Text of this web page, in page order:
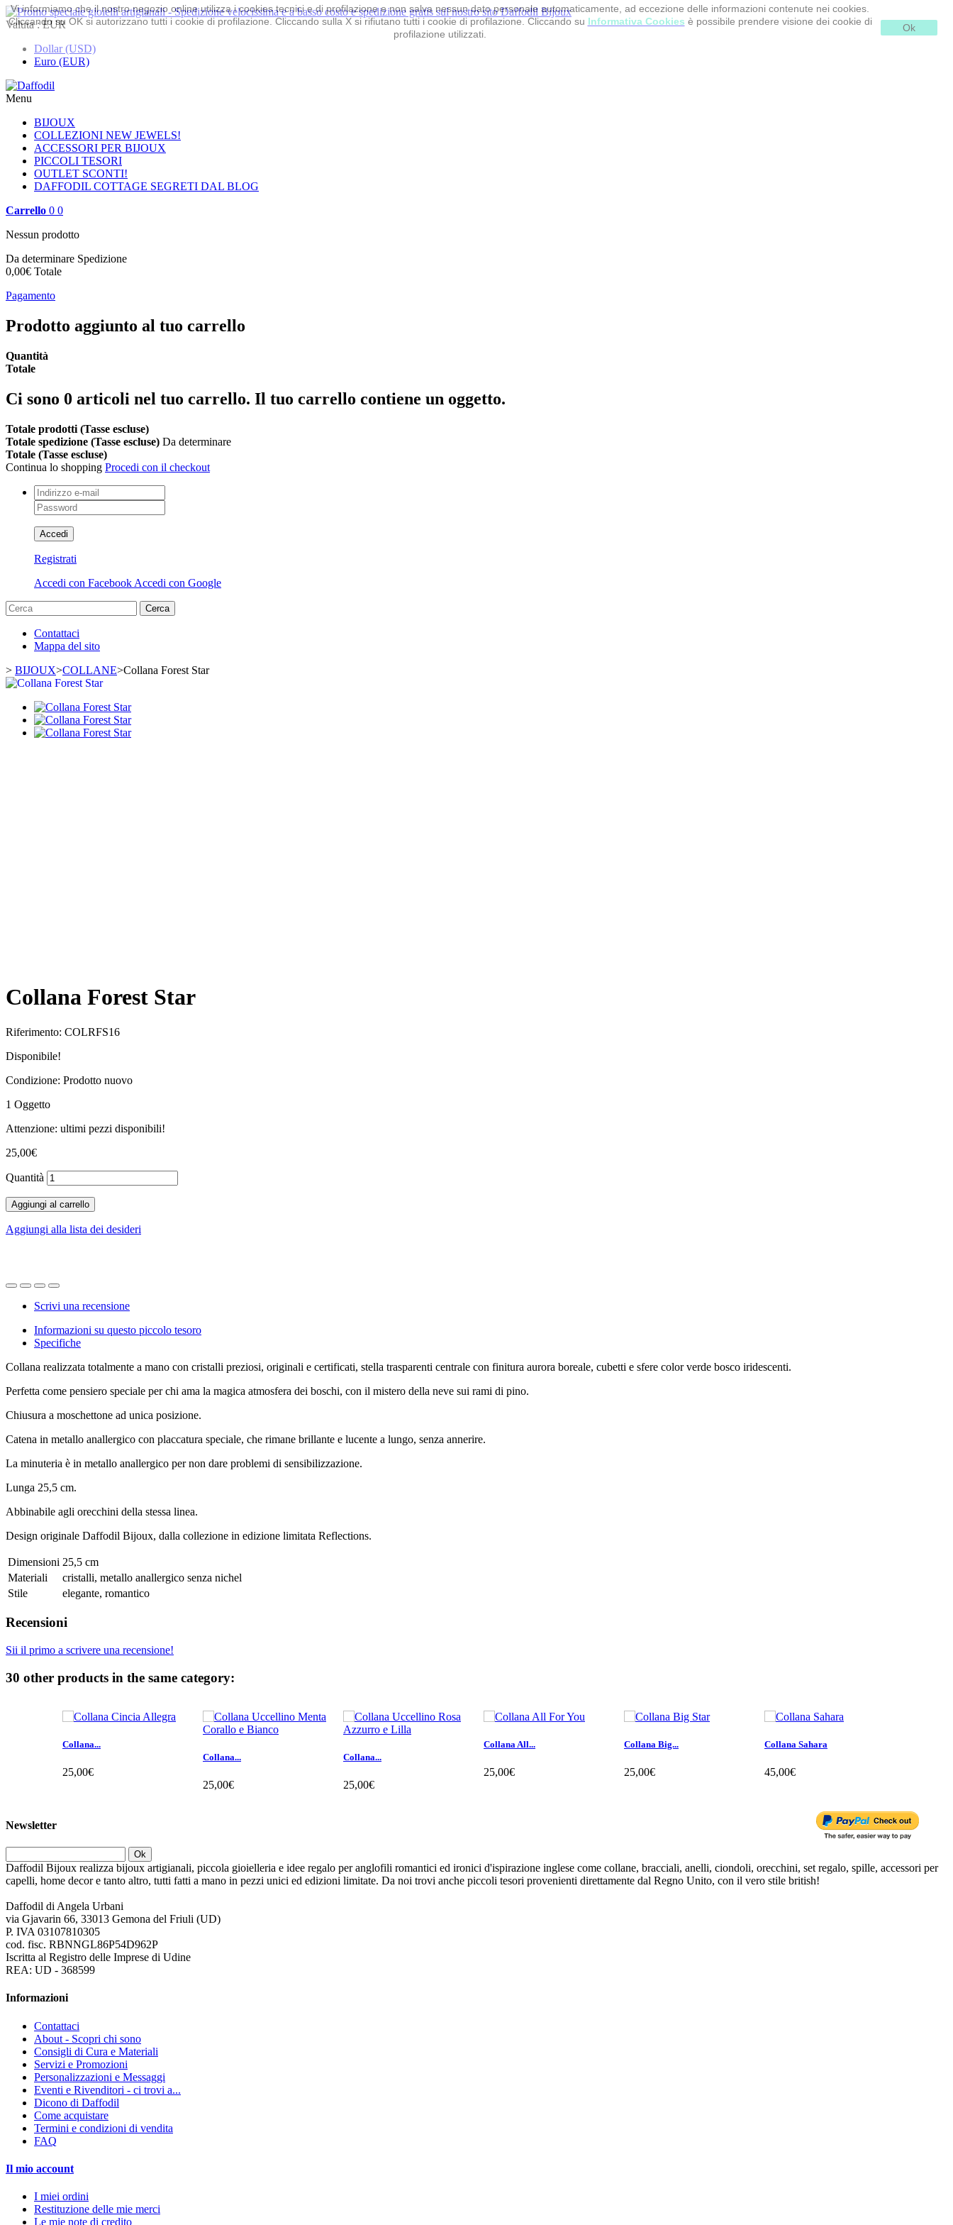
Valuta : EUR
Dollar (USD)
Euro (EUR)
Menu
BIJOUX
COLLEZIONI NEW JEWELS!
ACCESSORI PER BIJOUX
PICCOLI TESORI
OUTLET SCONTI!
DAFFODIL COTTAGE SEGRETI DAL BLOG
Carrello 0 0
Nessun prodotto
Da determinare Spedizione
0,00€ Totale
Pagamento
Prodotto aggiunto al tuo carrello
Quantità
Totale
Ci sono 0 articoli nel tuo carrello. Il tuo carrello contiene un oggetto.
Totale prodotti (Tasse escluse)
Totale spedizione (Tasse escluse) Da determinare
Totale (Tasse escluse)
Continua lo shopping Procedi con il checkout
Accedi
Registrati
Accedi con Facebook Accedi con Google
Cerca
Contattaci
Mappa del sito
> BIJOUX>COLLANE>Collana Forest Star
Collana Forest Star
Riferimento: COLRFS16
Disponibile!
Condizione: Prodotto nuovo
1 Oggetto
Attenzione: ultimi pezzi disponibili!
25,00€
Quantità
Aggiungi al carrello
Aggiungi alla lista dei desideri
Scrivi una recensione
Informazioni su questo piccolo tesoro
Specifiche
Collana realizzata totalmente a mano con cristalli preziosi, originali e certificati, stella trasparenti centrale con finitura aurora boreale, cubetti e sfere color verde bosco iridescenti.
Perfetta come pensiero speciale per chi ama la magica atmosfera dei boschi, con il mistero della neve sui rami di pino.
Chiusura a moschettone ad unica posizione.
Catena in metallo anallergico con placcatura speciale, che rimane brillante e lucente a lungo, senza annerire.
La minuteria è in metallo anallergico per non dare problemi di sensibilizzazione.
Lunga 25,5 cm.
Abbinabile agli orecchini della stessa linea.
Design originale Daffodil Bijoux, dalla collezione in edizione limitata Reflections.
Dimensioni 25,5 cm
Materiali
cristalli, metallo anallergico senza nichel
Stile
elegante, romantico
Recensioni
Sii il primo a scrivere una recensione!
30 other products in the same category:
Collana...
25,00€
Collana...
25,00€
Collana...
25,00€
Collana All...
25,00€
Collana Big...
25,00€
Collana Sahara
45,00€
Newsletter
Ok
Daffodil Bijoux realizza bijoux artigianali, piccola gioielleria e idee regalo per anglofili romantici ed ironici d'ispirazione inglese come collane, bracciali, anelli, ciondoli, orecchini, set regalo, spille, accessori per
capelli, home decor e tanto altro, tutti fatti a mano in pezzi unici ed edizioni limitate. Da noi trovi anche piccoli tesori provenienti direttamente dal Regno Unito, con il vero stile british!
Daffodil di Angela Urbani
via Gjavarin 66, 33013 Gemona del Friuli (UD)
P. IVA 03107810305
cod. fisc. RBNNGL86P54D962P
Iscritta al Registro delle Imprese di Udine
REA: UD - 368599
Informazioni
Contattaci
About - Scopri chi sono
Consigli di Cura e Materiali
Servizi e Promozioni
Personalizzazioni e Messaggi
Eventi e Rivenditori - ci trovi a...
Dicono di Daffodil
Come acquistare
Termini e condizioni di vendita
FAQ
Il mio account
I miei ordini
Restituzione delle mie merci
Le mie note di credito
Vi informiamo che il nostro negozio online utilizza i cookies tecnici e di profilazione e non salva nessun dato personale automaticamente, ad eccezione delle informazioni contenute nei cookies.
Cliccando su OK si autorizzano tutti i cookie di profilazione. Cliccando sulla X si rifiutano tutti i cookie di profilazione. Cliccando su Informativa Cookies è possibile prendere visione dei cookie di
profilazione utilizzati.
Ok